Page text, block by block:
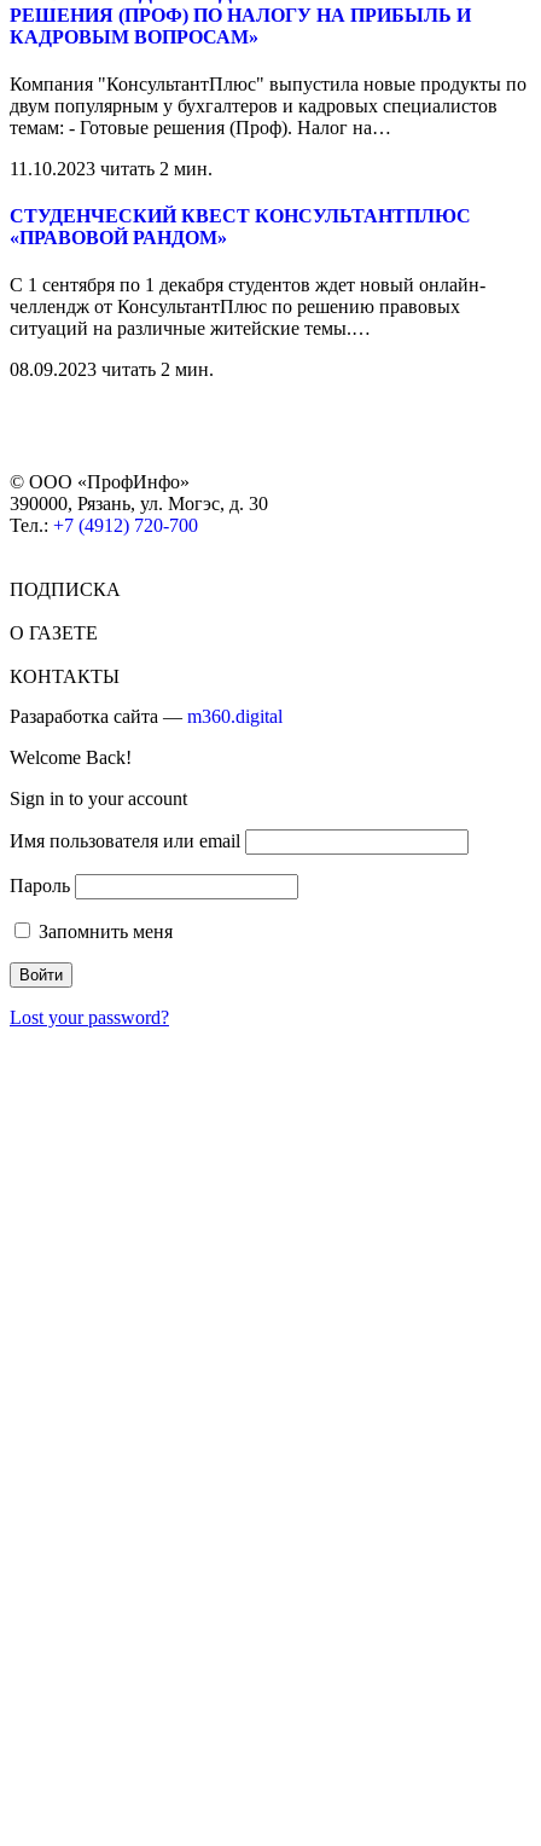
РЕШЕНИЯ (ПРОФ) ПО НАЛОГУ НА ПРИБЫЛЬ И
КАДРОВЫМ ВОПРОСАМ»
Компания "КонсультантПлюс" выпустила новые продукты по
двум популярным у бухгалтеров и кадровых специалистов
темам: - Готовые решения (Проф). Налог на…
11.10.2023 читать 2 мин.
СТУДЕНЧЕСКИЙ КВЕСТ КОНСУЛЬТАНТПЛЮС
«ПРАВОВОЙ РАНДОМ»
С 1 сентября по 1 декабря студентов ждет новый онлайн-
челлендж от КонсультантПлюс по решению правовых
ситуаций на различные житейские темы.…
08.09.2023 читать 2 мин.
© ООО «ПрофИнфо»
390000, Рязань, ул. Могэс, д. 30
Тел.: +7 (4912) 720-700
ПОДПИСКА
О ГАЗЕТЕ
КОНТАКТЫ
Разаработка сайта — m360.digital
Welcome Back!
Sign in to your account
Имя пользователя или email
Пароль
Запомнить меня
Lost your password?